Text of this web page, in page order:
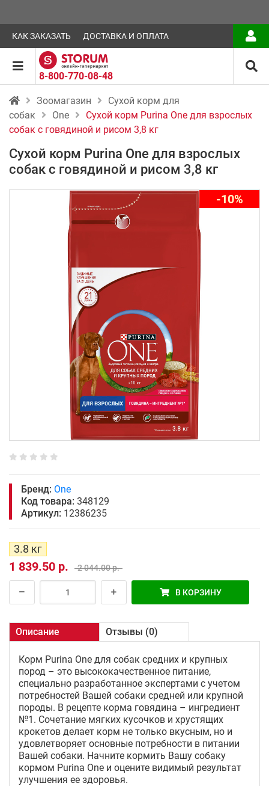
КАК ЗАКАЗАТЬ ДОСТАВКА И ОПЛАТА
8-800-770-08-48
Зоомагазин
Сухой корм для
собак
One
Сухой корм Purina One для взрослых
собак с говядиной и рисом 3,8 кг
Сухой корм Purina One для взрослых
собак с говядиной и рисом 3,8 кг
-10%
Бренд: One
Код товара: 348129
Артикул: 12386235
3.8 кг
1 839.50 р. 2 044.00 р.
В КОРЗИНУ
Описание Отзывы (0)
Корм Purina One для собак средних и крупных
пород – это высококачественное питание,
специально разработанное экспертами с учетом
потребностей Вашей собаки средней или крупной
породы. В рецепте корма говядина – ингредиент
№1. Сочетание мягких кусочков и хрустящих
крокетов делает корм не только вкусным, но и
удовлетворяет основные потребности в питании
Вашей собаки. Начните кормить Вашу собаку
кормом Purina One и оцените видимый результат
улучшения ее здоровья.